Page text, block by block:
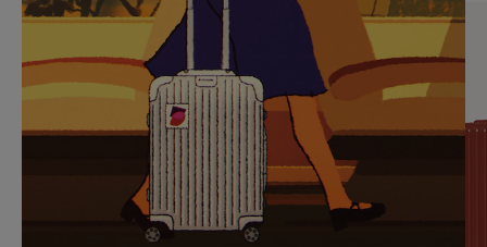
SUR
POUR
METTRE
PAUSE
VEUILLEZ
CLIQUER
POUR
RÉACTIVER
LE
SON